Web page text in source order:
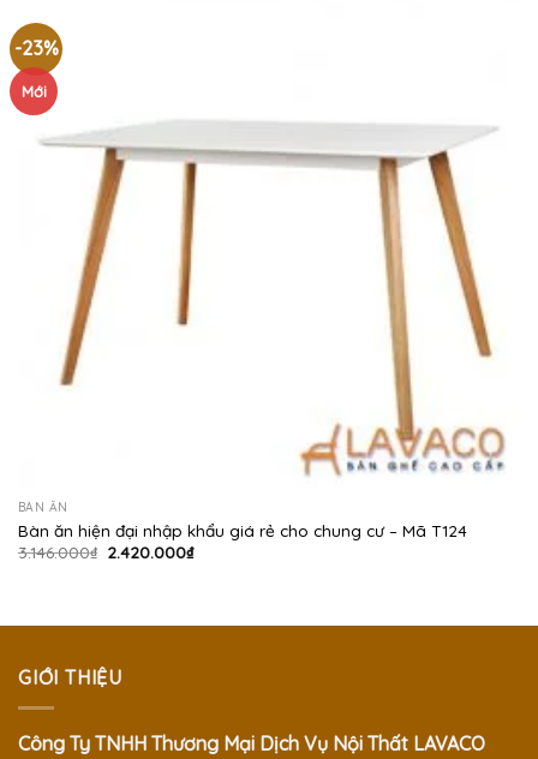
-23%
Mới
BÀN ĂN
Bàn ăn hiện đại nhập khẩu giá rẻ cho chung cư – Mã T124
3.146.000₫ Giá
2.420.000₫Giá
GIỚI THIỆU
Công Ty TNHH Thương Mại Dịch Vụ Nội Thất LAVACO